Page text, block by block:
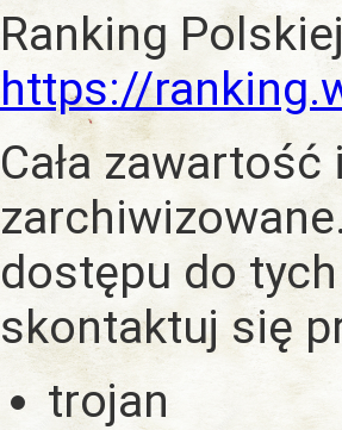
Ranking
https://
Cała
dostępu do
skontaktuj się
trojan